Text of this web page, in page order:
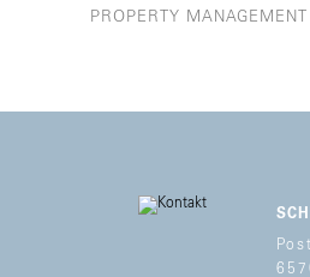
PROPERTY MANAGEMENT